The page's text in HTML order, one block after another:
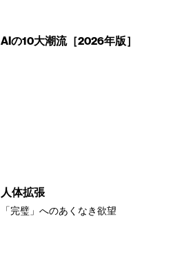
AIの10大潮流［2026年版］
人体拡張
「完璧」へのあくなき欲望